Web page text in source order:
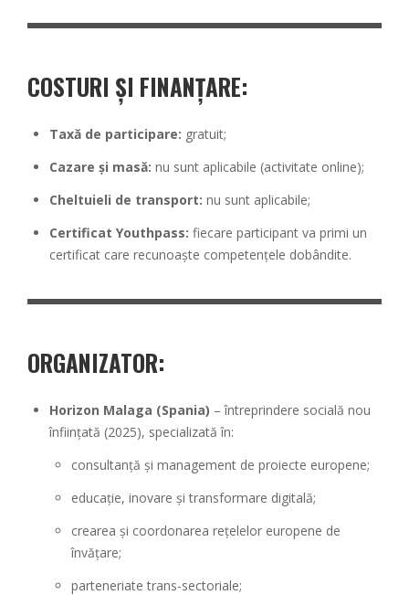
COSTURI ȘI FINANȚARE:
Taxă de participare: gratuit;
Cazare și masă: nu sunt aplicabile (activitate online);
Cheltuieli de transport: nu sunt aplicabile;
Certificat Youthpass: fiecare participant va primi un
certificat care recunoaște competențele dobândite.
ORGANIZATOR:
Horizon Malaga (Spania) – întreprindere socială nou
înființată (2025), specializată în:
consultanță și management de proiecte europene;
educație, inovare și transformare digitală;
crearea și coordonarea rețelelor europene de
învățare;
parteneriate trans-sectoriale;